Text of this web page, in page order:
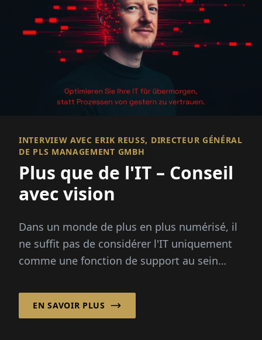
INTERVIEW AVEC ERIK REUSS, DIRECTEUR GÉNÉRAL D
E PLS MANAGEMENT GMBH
Plus que de l'IT – Conseil
avec vision
Dans un monde de plus en plus numérisé, il
ne suffit pas de considérer l'IT uniquement
comme une fonction de support au sein
EN SAVOIR PLUS